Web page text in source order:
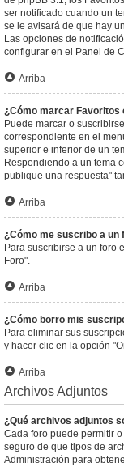
ser notificado cuando un
se le avisará de que hay
Las opciones de
configurar en el Panel de
Arriba
¿Cómo marcar
Puede marcar o
correspondiente en el
superior e inferior de un
Respondiendo a un tema
publique una respuesta"
Arriba
¿Cómo me suscribo a un
Para suscribirse a un foro
Foro".
Arriba
¿Cómo borro mis
Para eliminar sus
y hacer clic en la opción
Arriba
Archivos Adjuntos
¿Qué archivos adjuntos
Cada foro puede permitir
seguro de que tipos de
Administración para